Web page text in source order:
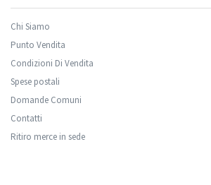
Chi Siamo
Punto Vendita
Condizioni Di Vendita
Spese postali
Domande Comuni
Contatti
Ritiro merce in sede